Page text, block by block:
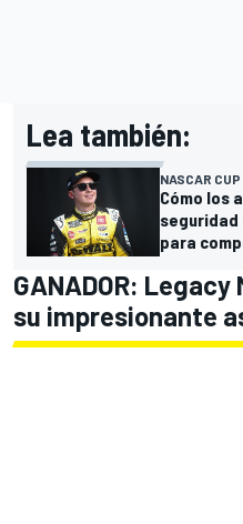
Lea también:
NASCAR CUP
Cómo los
seguridad
para
GANADOR:
su impresionante